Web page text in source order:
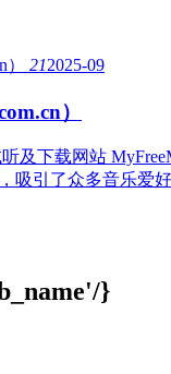
212025-09
）
及下载网站
吸引了众多音乐爱